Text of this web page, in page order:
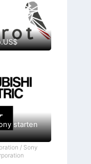
starten
/ Sony